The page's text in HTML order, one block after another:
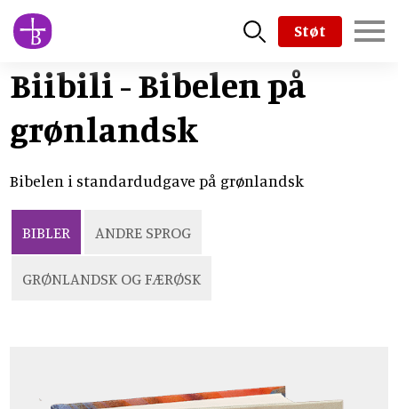
Skip
to
content
Støt
Biibili - Bibelen på
grønlandsk
Bibelen i standardudgave på grønlandsk
BIBLER ANDRE SPROG
GRØNLANDSK OG FÆRØSK